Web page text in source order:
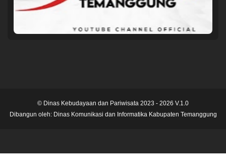
© Dinas Kebudayaan dan Pariwisata 2023 - 2026 V.1.0
Dibangun oleh: Dinas Komunikasi dan Informatika Kabupaten Temanggung